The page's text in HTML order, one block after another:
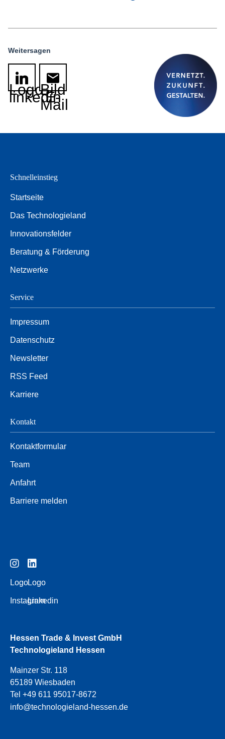
Weitersagen
Logo
linkedin
Bild
E-
Mail
Schnelleinstieg
Startseite
Das Technologieland
Innovationsfelder
Beratung & Förderung
Netzwerke
Service
Impressum
Datenschutz
Newsletter
RSS Feed
Karriere
Kontakt
Kontaktformular
Team
Anfahrt
Barriere melden
Logo
Instagram
Logo
Linkedin
Hessen Trade & Invest GmbH
Technologieland Hessen
Mainzer Str. 118
65189 Wiesbaden
Tel +49 611 95017-8672
info@technologieland-hessen.de